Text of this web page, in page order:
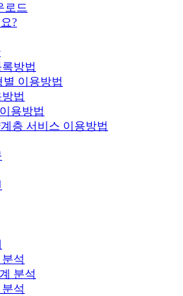
로드
?
방법
별 이용방법
법
용방법
층 서비스 이용방법
석
분석
석